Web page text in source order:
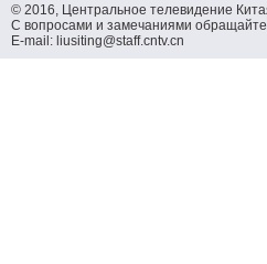
© 2016, Центральное телевидение
С вопросами и замечаниями
E-mail: liusiting@staff.cntv.cn